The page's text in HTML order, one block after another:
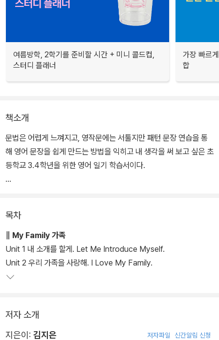
여름방학, 2학기를 준비할 시간 + 미니 콜드컵,
스터디 플래너
가장 빠르
합
책소개
문법은 어렵게 느껴지고, 영작문에는 서툴지만 패턴 문장 연습을 통
해 영어 문장을 쉽게 만드는 방법을 익히고 내 생각을 써 보고 싶은 초
등학교 3.4학년을 위한 영어 일기 학습서이다.
일기 쓰는 연습을 꾸준히 하면 내 생각을 영어로 표현하는 방법과 표
현력을 기를 수 있다. 일상에서 자주 쓰이는 표현을 문장으로 만들어
보면서 생활영어를 자연스럽게 습득할 수 있고, 나아가 따로 문법을
공부하지 않아도 문장의 순서, 시제와 동사 변화 등을 자연스럽게 깨
우칠 수 있다.
다. 잘 쓴 모범 일기에서 핵심적인 패턴 문장을 뽑아 변형 연습을 해볼
수 있도록 구성했다. 한 편당 세 개의 패턴을 두 달만 꾸준히 익히면
목차
∥ My Family 가족
Unit 1 내 소개를 할게. Let Me Introduce Myself.
Unit 2 우리 가족을 사랑해. I Love My Family.
저자 소개
지은이: 김지은 저자파일 신간알림 신청